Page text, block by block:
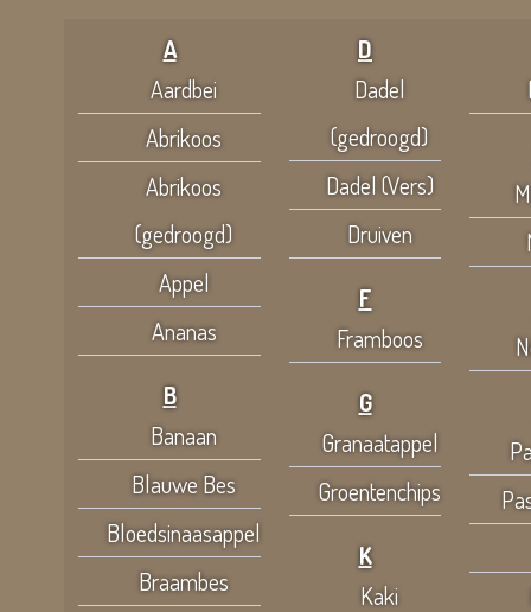
A
Aardbei
Abrikoos
Abrikoos
(gedroogd)
Appel
Ananas
B
Banaan
Blauwe Bes
Bloedsinaasappel
Braambes
D
Dadel
(gedroogd)
Dadel (Vers)
Druiven
F
Framboos
G
Granaatappel
Groentenchips
K
Kaki